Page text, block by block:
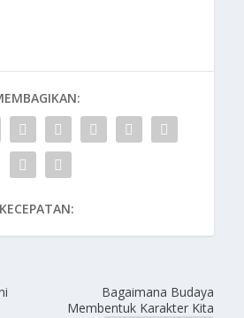
KECEPATAN:
Bagaimana Budaya
Membentuk Karakter Kita